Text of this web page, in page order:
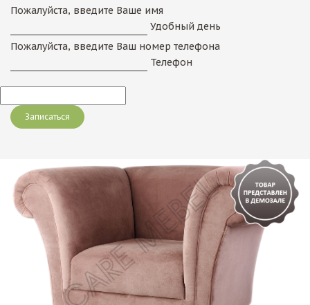
Пожалуйста, введите Ваше имя
Удобный день
Пожалуйста, введите Ваш номер телефона
Телефон